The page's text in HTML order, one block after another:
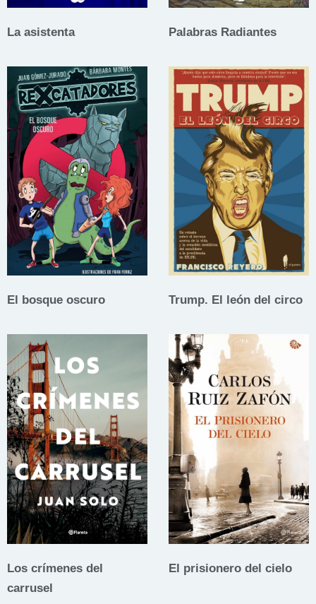
La asistenta Palabras Radiantes
El bosque oscuro Trump. El león del circo
Los crímenes del
carrusel
El prisionero del cielo